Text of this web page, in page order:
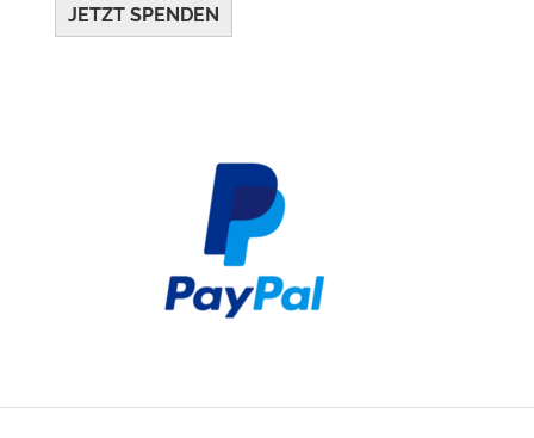
JETZT SPENDEN